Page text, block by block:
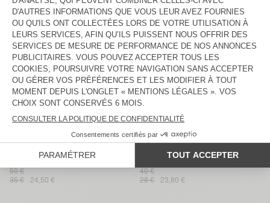
T-SHIRT HOMME SONOMA
55 €
33 €
28,05 €
SHORT HOMME FIZVALLEY
65 €
32,50 €
26 €
T-SHIRT HOMME DEVON
50 €
30 €
19,50 €
T-SHIRT HOMME FIZVALLEY
55 €
33 €
28,05 €
T-SHIRT HOMME LIRK
T-SHIRT HOMME SONOMA
65 €
45,50 €
31,85 €
50 €
35 €
24,50 €
40 €
28 €
23,80 €